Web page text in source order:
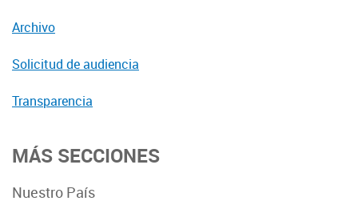
Archivo
Solicitud de audiencia
Transparencia
MÁS SECCIONES
Nuestro País